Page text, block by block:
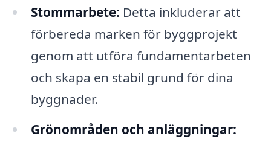
Stommarbete: Detta inkluderar att
förbereda marken för byggprojekt
genom att utföra fundamentarbeten
och skapa en stabil grund för dina
byggnader.
Grönområden och anläggningar: